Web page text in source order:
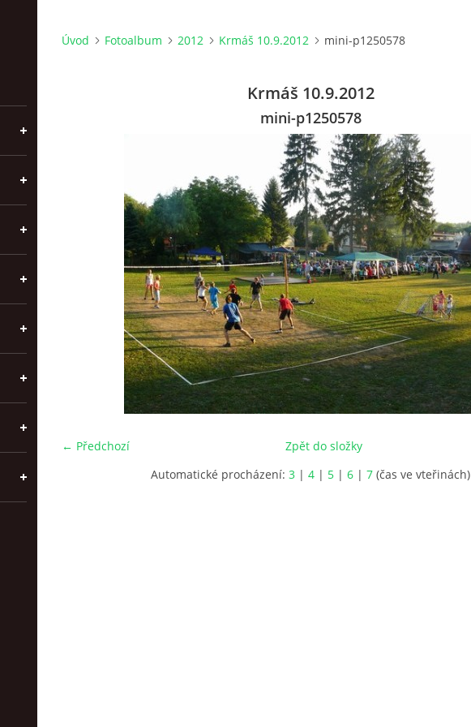
Úvod Fotoalbum 2012 Krmáš 10.9.2012 mini-p1250578
Krmáš 10.9.2012
mini-p1250578
← Předchozí
Zpět do složky
Automatické procházení: 3 | 4 | 5 | 6 | 7 (čas ve vteřinách)